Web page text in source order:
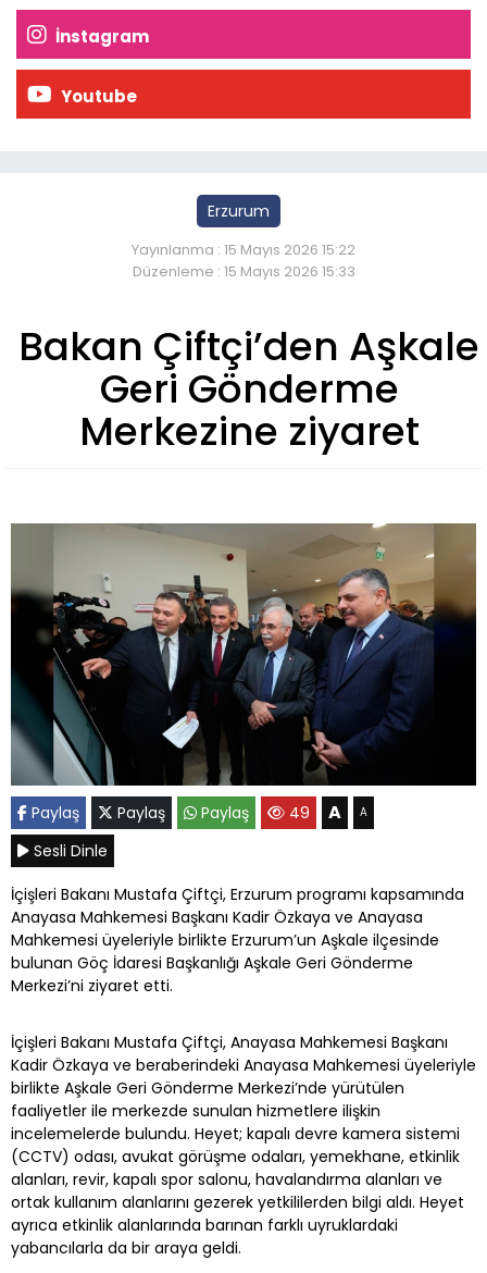
İnstagram
Youtube
Erzurum
Yayınlanma : 15 Mayıs 2026 15:22
Düzenleme : 15 Mayıs 2026 15:33
Bakan Çiftçi’den Aşkale
Geri Gönderme
Merkezine ziyaret
Paylaş Paylaş Paylaş 49 A A
Sesli Dinle
İçişleri Bakanı Mustafa Çiftçi, Erzurum programı kapsamında
Anayasa Mahkemesi Başkanı Kadir Özkaya ve Anayasa
Mahkemesi üyeleriyle birlikte Erzurum’un Aşkale ilçesinde
bulunan Göç İdaresi Başkanlığı Aşkale Geri Gönderme
Merkezi’ni ziyaret etti.
İçişleri Bakanı Mustafa Çiftçi, Anayasa Mahkemesi Başkanı
Kadir Özkaya ve beraberindeki Anayasa Mahkemesi üyeleriyle
birlikte Aşkale Geri Gönderme Merkezi’nde yürütülen
faaliyetler ile merkezde sunulan hizmetlere ilişkin
incelemelerde bulundu. Heyet; kapalı devre kamera sistemi
(CCTV) odası, avukat görüşme odaları, yemekhane, etkinlik
alanları, revir, kapalı spor salonu, havalandırma alanları ve
ortak kullanım alanlarını gezerek yetkililerden bilgi aldı. Heyet
ayrıca etkinlik alanlarında barınan farklı uyruklardaki
yabancılarla da bir araya geldi.